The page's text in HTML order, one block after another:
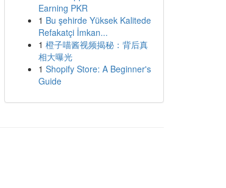
Earning PKR
1 Bu şehirde Yüksek Kalitede
Refakatçi İmkan...
1 橙子喵酱视频揭秘：背后真
相大曝光
1 Shopify Store: A Beginner's
Guide